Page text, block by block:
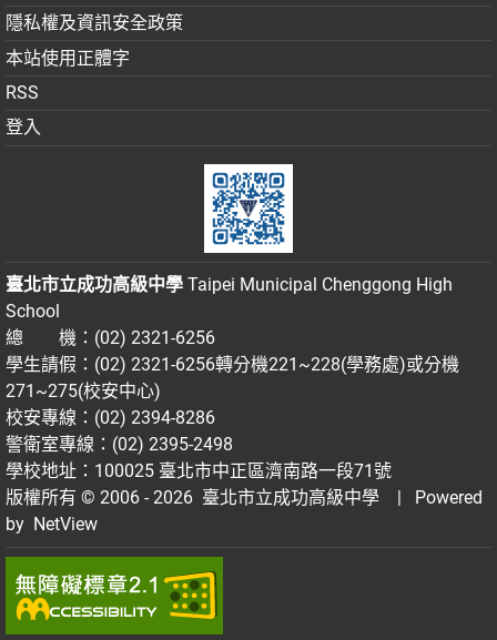
隱私權及資訊安全政策
本站使用正體字
RSS
登入
臺北市立成功高級中學 Taipei Municipal Chenggong High
School
總 機：(02) 2321-6256
學生請假：(02) 2321-6256轉分機221~228(學務處)或分機
271~275(校安中心)
校安專線：(02) 2394-8286
警衛室專線：(02) 2395-2498
學校地址：100025 臺北市中正區濟南路一段71號
版權所有 © 2006 - 2026 臺北市立成功高級中學
| Powered
by NetView